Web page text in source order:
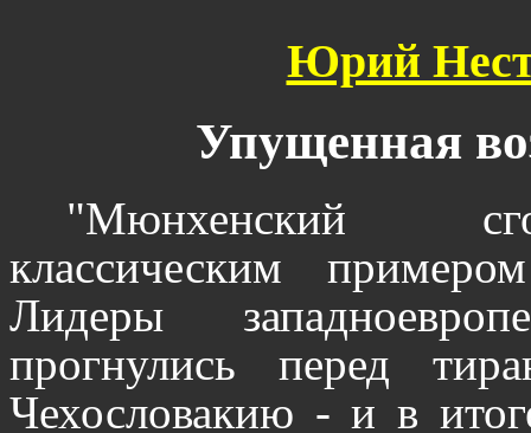
Юрий
Упущенная
"Мюнхенский
классическим
Лидеры
прогнулись перед
Чехословакию - и в